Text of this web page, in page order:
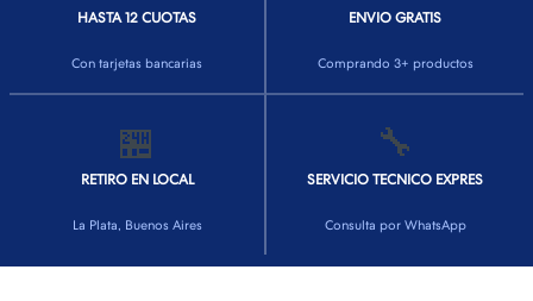
HASTA 12 CUOTAS
Con tarjetas bancarias
ENVIO GRATIS
Comprando 3+ productos
🏪
RETIRO EN LOCAL
La Plata, Buenos Aires
🔧
SERVICIO TECNICO EXPRES
Consulta por WhatsApp